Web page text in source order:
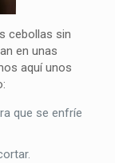
cebollas sin
en unas
aquí unos
que se enfríe